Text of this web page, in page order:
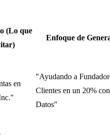
(Lo que
Enfoque de
en
"Ayudando a
Clientes en un 20%
Datos"